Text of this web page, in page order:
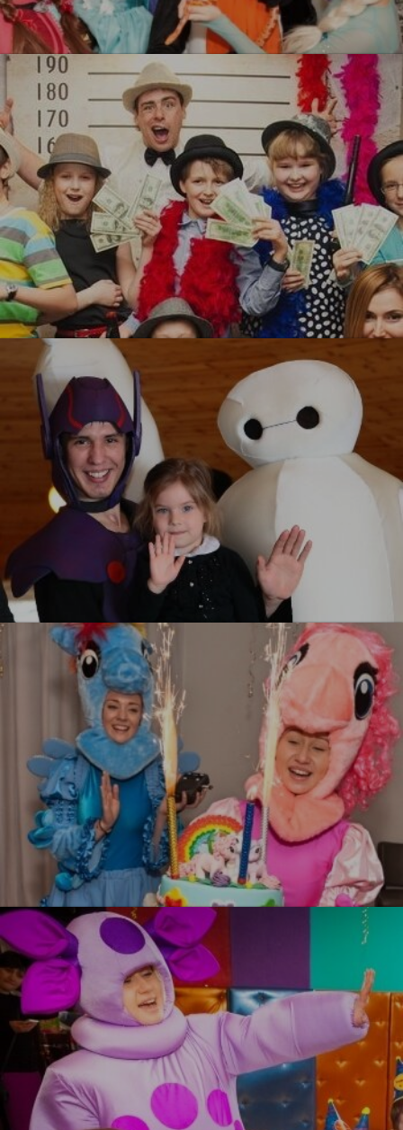
УЗНАТЬ БОЛЬШЕ
Холодное сердеце
УЗНАТЬ БОЛЬШЕ
Гангстеры
УЗНАТЬ БОЛЬШЕ
Город Героев
УЗНАТЬ БОЛЬШЕ
Литл Пони